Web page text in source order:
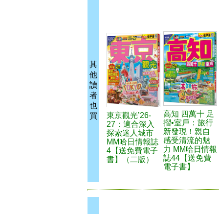
其
他
讀
者
也
買
東京觀光’26-
27：適合深入
探索迷人城市
MM哈日情報誌
4【送免費電子
書】（二版）
高知 四萬十 足
摺•室戶：旅行
新發現！親自
感受清流的魅
力 MM哈日情報
誌44【送免費
電子書】